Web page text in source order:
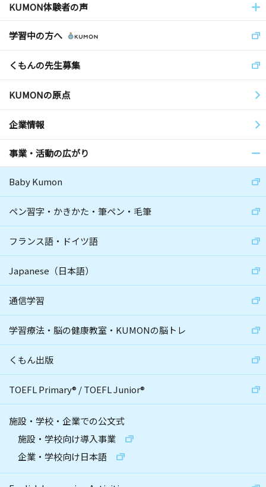
KUMON体験者の声
学習中の方へ
くもんの先生募集
KUMONの原点
企業情報
事業・活動の広がり
Baby Kumon
ペン習字・かきかた・筆ペン・毛筆
フランス語・ドイツ語
Japanese（日本語）
通信学習
学習療法・脳の健康教室・KUMONの脳トレ
くもん出版
TOEFL Primary® /TOEFL Junior®
施設・学校・企業での公文式
施設・学校向け導入事業
企業・学校向け日本語